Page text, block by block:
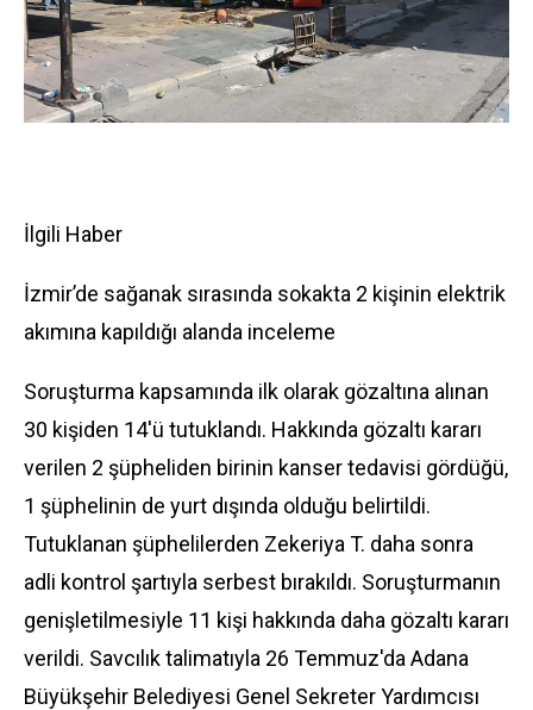
İlgili Haber
İzmir’de sağanak sırasında sokakta 2 kişinin elektrik
akımına kapıldığı alanda inceleme
Soruşturma kapsamında ilk olarak gözaltına alınan
30 kişiden 14'ü tutuklandı. Hakkında gözaltı kararı
verilen 2 şüpheliden birinin kanser tedavisi gördüğü,
1 şüphelinin de yurt dışında olduğu belirtildi.
Tutuklanan şüphelilerden Zekeriya T. daha sonra
adli kontrol şartıyla serbest bırakıldı. Soruşturmanın
genişletilmesiyle 11 kişi hakkında daha gözaltı kararı
verildi. Savcılık talimatıyla 26 Temmuz'da Adana
Büyükşehir Belediyesi Genel Sekreter Yardımcısı